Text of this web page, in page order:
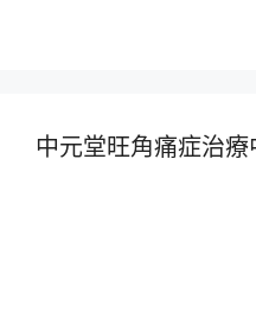
中元堂旺角痛症治療